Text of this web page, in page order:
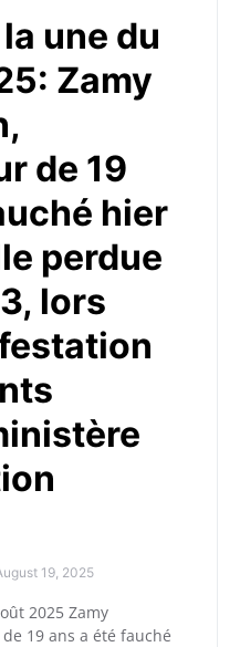
une du
Zamy
de 19
hier
perdue
lors
19, 2025
2025 Zamy
19 ans a été fauché